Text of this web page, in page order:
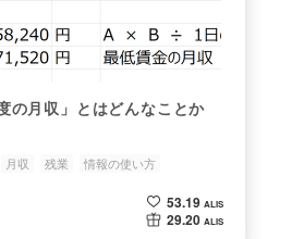
の月収」とはどんなことか
月収 残業 情報の使い方
53.19 ALIS
29.20 ALIS